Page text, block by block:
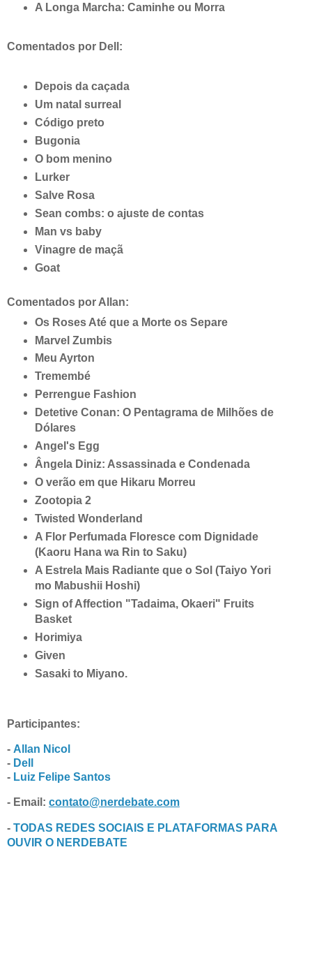
A Longa Marcha: Caminhe ou Morra
Comentados por Dell:
Depois da caçada
Um natal surreal
Código preto
Bugonia
O bom menino
Lurker
Salve Rosa
Sean combs: o ajuste de contas
Man vsbaby
Vinagre de maçã
Goat
Comentados por Allan:
Os Roses Até que a Morte os Separe
Marvel Zumbis
Meu Ayrton
Tremembé
Perrengue Fashion
Detetive Conan: O Pentagrama de Milhões de
Dólares
Angel's Egg
Ângela Diniz: Assassinada e Condenada
O verão em que Hikaru Morreu
Zootopia2
Twisted Wonderland
A Flor Perfumada Floresce com Dignidade
(Kaoru Hana wa Rin to Saku)
A Estrela Mais Radiante que o Sol (Taiyo Yori
mo Mabushii Hoshi)
Sign of Affection "Tadaima, Okaeri" Fruits
Basket
Horimiya
Given
Sasaki to Miyano.
Participantes:
- Allan Nicol
- Dell
- Luiz Felipe Santos
- Email: contato@nerdebate.com
- TODAS REDES SOCIAIS E PLATAFORMAS PARA
OUVIR O NERDEBATE